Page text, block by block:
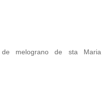
melograno de sta Maria